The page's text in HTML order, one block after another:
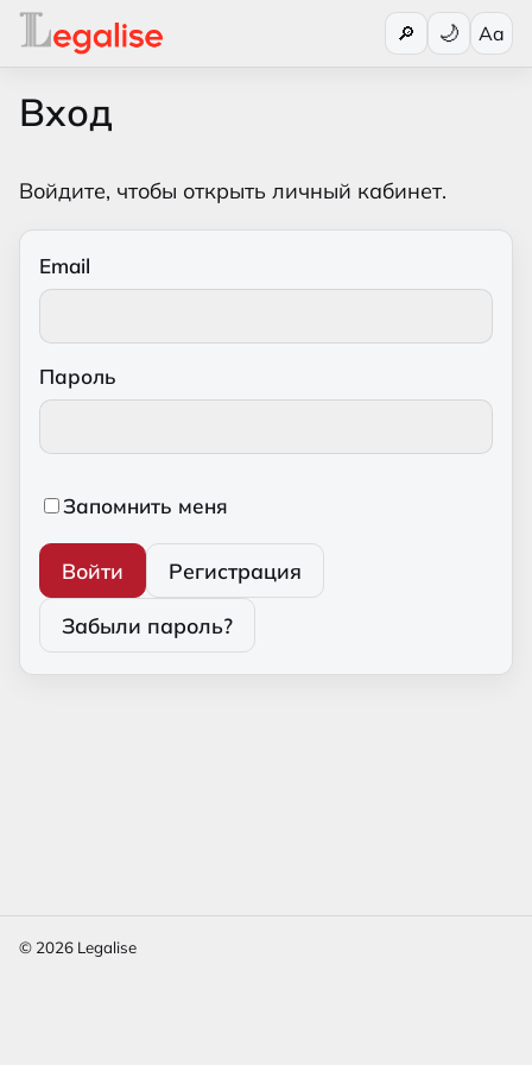
🔎 Aa
Вход
Войдите, чтобы открыть личный кабинет.
Email
Пароль
Запомнить меня
Войти Регистрация
Забыли пароль?
© 2026 Legalise